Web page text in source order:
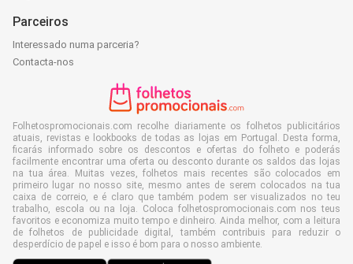
Parceiros
Interessado numa parceria?
Contacta-nos
Folhetospromocionais.com recolhe diariamente os folhetos publicitários
atuais, revistas e lookbooks de todas as lojas em Portugal. Desta forma,
ficarás informado sobre os descontos e ofertas do folheto e poderás
facilmente encontrar uma oferta ou desconto durante os saldos das lojas
na tua área. Muitas vezes, folhetos mais recentes são colocados em
primeiro lugar no nosso site, mesmo antes de serem colocados na tua
caixa de correio, e é claro que também podem ser visualizados no teu
trabalho, escola ou na loja. Coloca folhetospromocionais.com nos teus
favoritos e economiza muito tempo e dinheiro. Ainda melhor, com a leitura
de folhetos de publicidade digital, também contribuis para reduzir o
desperdício de papel e isso é bom para o nosso ambiente.